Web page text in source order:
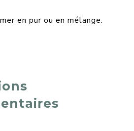
en pur ou en mélange.